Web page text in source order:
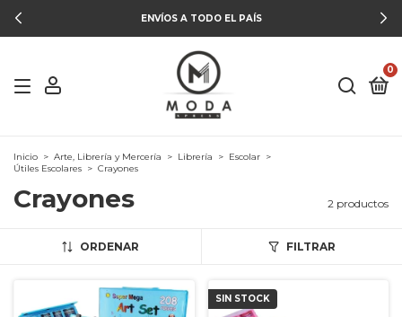
ENVÍOS A TODO EL PAÍS
0
Inicio > Arte, Librería y Mercería > Librería > Escolar >
Útiles Escolares > Crayones
Crayones 2 productos
ORDENAR FILTRAR
SIN STOCK